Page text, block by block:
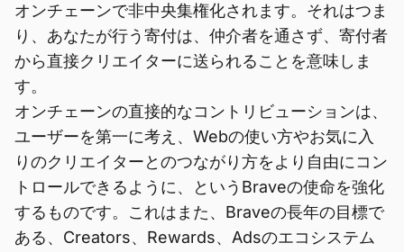
オンチェーンで非中央集権化されます。それはつま
り、あなたが行う寄付は、仲介者を通さず、寄付者
から直接クリエイターに送られることを意味しま
す。
オンチェーンの直接的なコントリビューションは、
ユーザーを第一に考え、Webの使い方やお気に入
りのクリエイターとのつながり方をより自由にコン
トロールできるように、というBraveの使命を強化
するものです。これはまた、Braveの長年の目標で
ある、Creators、Rewards、Adsのエコシステム